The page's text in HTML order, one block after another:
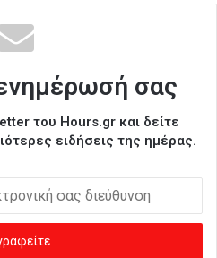
σας
του Hours.gr και δείτε
ειδήσεις της ημέρας.